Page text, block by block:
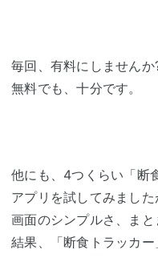
毎回、有料にしません
無料でも、十分です。
他にも、4つくらい「断
アプリを試してみまし
画面のシンプルさ、まと
結果、「断食トラッカー